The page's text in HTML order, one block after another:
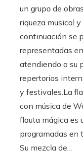
un grupo de
riqueza musical
continuación se
representadas
atendiendo a su
repertorios
y festivales.La
con música de
flauta mágica es
programadas en
Su mezcla de…